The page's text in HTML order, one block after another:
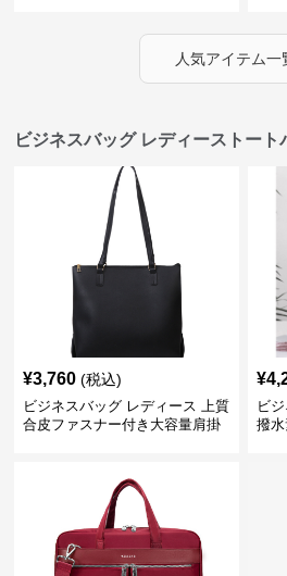
人気アイテム一
ビジネスバッグ レディーストー
¥3,760 (税込)
ビジネスバッグ レディース 上質
合皮ファスナー付き大容量肩掛
¥
ビ
撥